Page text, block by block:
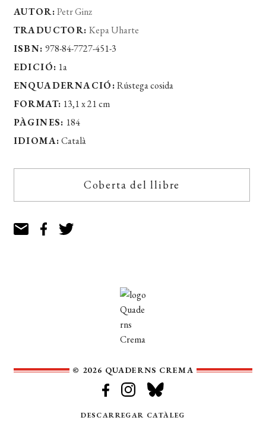
AUTOR:Petr Ginz
TRADUCTOR: Kepa Uharte
ISBN: 978-84-7727-451-3
EDICIÓ: 1a
ENQUADERNACIÓ:Rústega cosida
FORMAT: 13,1 x 21 cm
PÀGINES: 184
IDIOMA:Català
Coberta del llibre
© 2026 QUADERNS CREMA
DESCARREGAR CATÀLEG